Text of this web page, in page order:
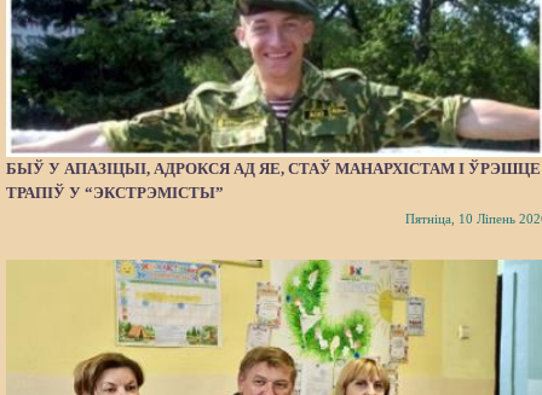
БЫЎ У АПАЗІЦЫІ, АДРОКСЯ АД ЯЕ, СТАЎ МАНАРХІСТАМ І ЎРЭШЦЕ
ТРАПІЎ У “ЭКСТРЭМІСТЫ”
Пятніца, 10 Ліпень